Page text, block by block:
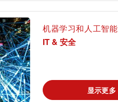
机器学习和人工智能
IT & 安全
显示更多